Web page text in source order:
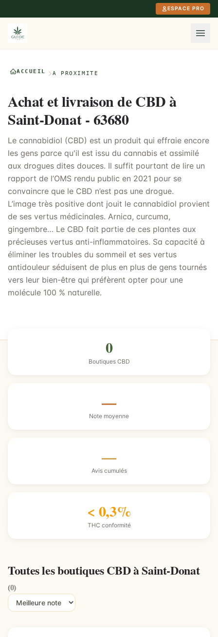
ESPACE PRO
ACCUEIL À PROXIMITÉ
Achat et livraison de CBD à
Saint-Donat - 63680
Le cannabidiol (CBD) est un produit qui effraie encore
les gens parce qu'il est issu du cannabis et assimilé
aux drogues dites douces. Il suffit pourtant de lire un
rapport de l’OMS rendu public en 2021 pour se
convaincre que le CBD n’est pas une drogue.
L’image très positive dont jouit le cannabidiol provient
de ses vertus médicinales. Arnica, curcuma,
gingembre… Le CBD fait partie de ces plantes aux
précieuses vertus anti-inflammatoires. Sa capacité à
éliminer les troubles du sommeil et ses vertus
antidouleur séduisent de plus en plus de gens tournés
vers leur bien-être qui préfèrent opter pour une
molécule 100 % naturelle.
0
Boutiques CBD
—
Note moyenne
—
Avis cumulés
< 0,3%
THC conformité
Toutes les boutiques CBD à Saint-Donat
(0)